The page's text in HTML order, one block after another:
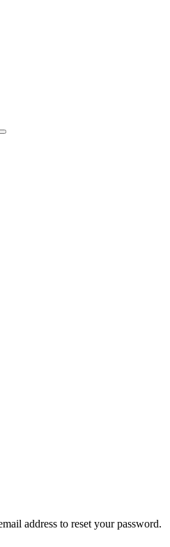
address to reset your password.